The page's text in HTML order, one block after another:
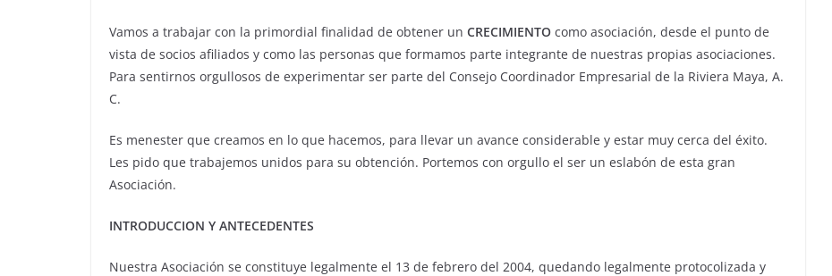
Vamos a trabajar con la primordial finalidad de obtener un CRECIMIENTO como asociación, desde el punto de
vista de socios afiliados y como las personas que formamos parte integrante de nuestras propias asociaciones.
Para sentirnos orgullosos de experimentar ser parte del Consejo Coordinador Empresarial de la Riviera Maya, A.
C.
Es menester que creamos en lo que hacemos, para llevar un avance considerable y estar muy cerca del éxito.
Les pido que trabajemos unidos para su obtención. Portemos con orgullo el ser un eslabón de esta gran
Asociación.
INTRODUCCION Y ANTECEDENTES
Nuestra Asociación se constituye legalmente el 13 de febrero del 2004, quedando legalmente protocolizada y